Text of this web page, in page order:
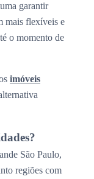
garantir
mais flexíveis e
o momento de
imóveis
São Paulo,
regiões com